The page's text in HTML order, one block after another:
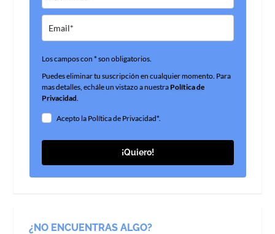
Los campos con * son obligatorios.
Puedes eliminar tu suscripción en cualquier momento. Para
mas detalles, echále un vistazo a nuestraPolítica de
Privacidad.
Acepto la Política de Privacidad*.
¡Quiero!
¿NO ENCUENTRAS ALGO?